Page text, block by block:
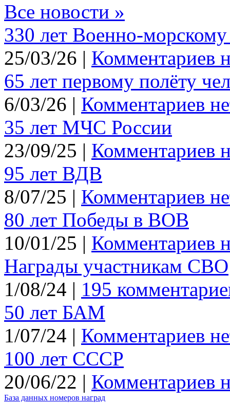
Все новости »
330 лет Военно-
25/03/26 | Комментариев
65 лет первому полёту
6/03/26 | Комментариев
35 лет МЧС России
23/09/25 | Комментариев
95 лет ВДВ
8/07/25 | Комментариев
80 лет Победы в ВОВ
10/01/25 | Комментариев
Награды участникам СВО
1/08/24 | 195
50 лет БАМ
1/07/24 | Комментариев
100 лет СССР
20/06/22 | Комментариев
База данных номеров наград